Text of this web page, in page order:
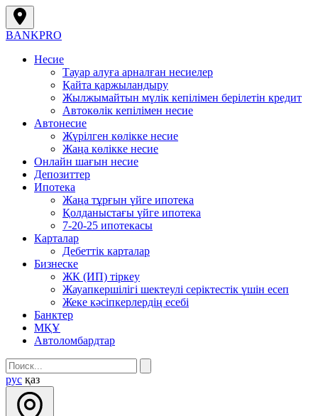
BANKPRO
Несие
Тауар алуға арналған несиелер
Қайта қаржыландыру
Жылжымайтын мүлік кепілімен берілетін кредит
Автокөлік кепілімен несие
Автонесие
Жүрілген көлікке несие
Жаңа көлікке несие
Онлайн шағын несие
Депозиттер
Ипотека
Жаңа тұрғын үйге ипотека
Қолданыстағы үйге ипотека
7-20-25 ипотекасы
Карталар
Дебеттік карталар
Бизнеске
ЖК (ИП) тіркеу
Жауапкершілігі шектеулі серіктестік үшін есеп
Жеке кәсіпкерлердің есебі
Банктер
МҚҰ
Автоломбардтар
рус қаз